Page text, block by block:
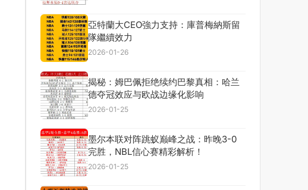
亞特蘭大CEO強力支持：庫普梅納斯留
隊繼續效力
2026-01-26
揭秘：姆巴佩拒绝续约巴黎真相：哈兰
德夺冠效应与欧战边缘化影响
2026-01-25
墨尔本联对阵跳蚁巅峰之战：昨晚3-0
完胜，NBL信心赛精彩解析！
2026-01-25